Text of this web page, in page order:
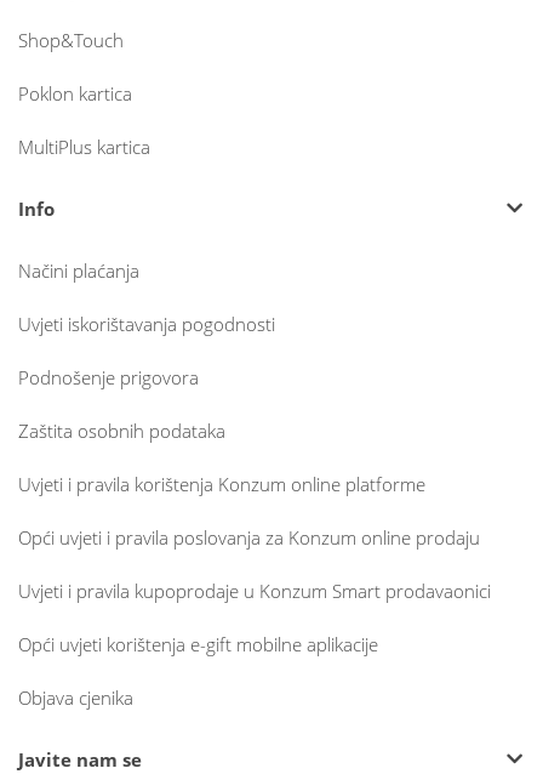
Shop&Touch
Poklon kartica
MultiPlus kartica
Info
Načini plaćanja
Uvjeti iskorištavanja pogodnosti
Podnošenje prigovora
Zaštita osobnih podataka
Uvjeti i pravila korištenja Konzum online platforme
Opći uvjeti i pravila poslovanja za Konzum online prodaju
Uvjeti i pravila kupoprodaje u Konzum Smart prodavaonici
Opći uvjeti korištenja e-gift mobilne aplikacije
Objava cjenika
Javite nam se